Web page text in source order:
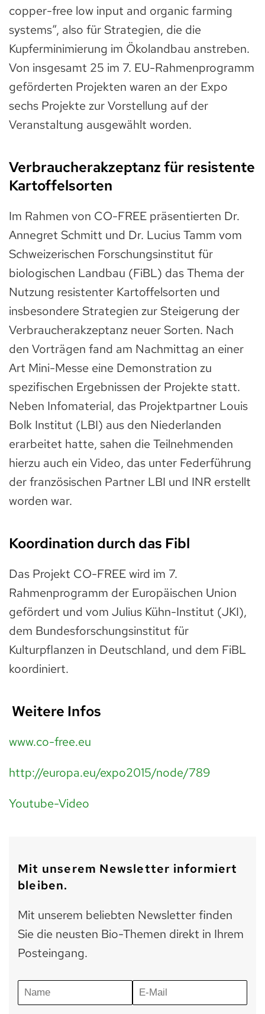
copper-free low input and organic farming
systems“, also für Strategien, die die
Kupferminimierung im Ökolandbau anstreben.
Von insgesamt 25 im 7. EU-Rahmenprogramm
geförderten Projekten waren an der Expo
sechs Projekte zur Vorstellung auf der
Veranstaltung ausgewählt worden.
Verbraucherakzeptanz für resistente
Kartoffelsorten
Im Rahmen von CO-FREE präsentierten Dr.
Annegret Schmitt und Dr. Lucius Tamm vom
Schweizerischen Forschungsinstitut für
biologischen Landbau (FiBL) das Thema der
Nutzung resistenter Kartoffelsorten und
insbesondere Strategien zur Steigerung der
Verbraucherakzeptanz neuer Sorten. Nach
den Vorträgen fand am Nachmittag an einer
Art Mini-Messe eine Demonstration zu
spezifischen Ergebnissen der Projekte statt.
Neben Infomaterial, das Projektpartner Louis
Bolk Institut (LBI) aus den Niederlanden
erarbeitet hatte, sahen die Teilnehmenden
hierzu auch ein Video, das unter Federführung
der französischen Partner LBI und INR erstellt
worden war.
Koordination durch das Fibl
Das Projekt CO-FREE wird im 7.
Rahmenprogramm der Europäischen Union
gefördert und vom Julius Kühn-Institut (JKI),
dem Bundesforschungsinstitut für
Kulturpflanzen in Deutschland, und dem FiBL
koordiniert.
Weitere Infos
www.co-free.eu
http://europa.eu/expo2015/node/789
Youtube-Video
Mit unserem Newsletter informiert
bleiben.
Mit unserem beliebten Newsletter finden
Sie die neusten Bio-Themen direkt in Ihrem
Posteingang.